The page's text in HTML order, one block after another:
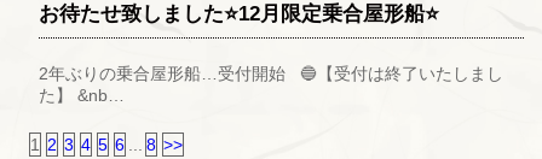
お待たせ致しました⭐12月限定乗合屋形船⭐
2年ぶりの乗合屋形船…受付開始 🔵【受付は終了いたしまし
た】 &nb…
1 2 3 4 5 6 8 >>